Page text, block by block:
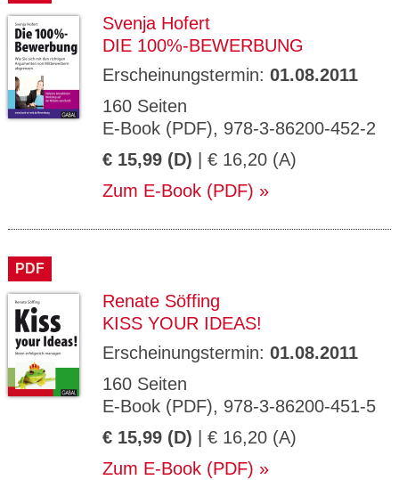
Svenja Hofert
DIE 100%-BEWERBUNG
Erscheinungstermin: 01.08.2011
160 Seiten
E-Book (PDF), 978-3-86200-452-2
€ 15,99 (D) | € 16,20 (A)
Zum E-Book (PDF)
PDF
Renate Söffing
KISS YOUR IDEAS!
Erscheinungstermin: 01.08.2011
160 Seiten
E-Book (PDF), 978-3-86200-451-5
€ 15,99 (D) | € 16,20 (A)
Zum E-Book (PDF)